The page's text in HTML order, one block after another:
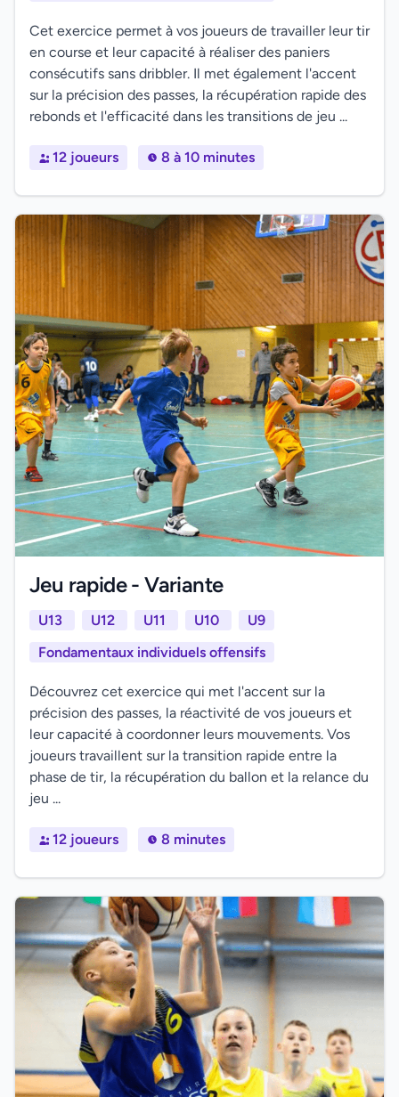
Cet exercice permet à vos joueurs de travailler leur tir
en course et leur capacité à réaliser des paniers
consécutifs sans dribbler. Il met également l'accent
sur la précision des passes, la récupération rapide des
rebonds et l'efficacité dans les transitions de jeu ...
12 joueurs 8 à 10 minutes
Jeu rapide - Variante
U13 U12 U11 U10
U9
Fondamentaux individuels offensifs
Découvrez cet exercice qui met l'accent sur la
précision des passes, la réactivité de vos joueurs et
leur capacité à coordonner leurs mouvements. Vos
joueurs travaillent sur la transition rapide entre la
phase de tir, la récupération du ballon et la relance du
jeu ...
12 joueurs 8 minutes